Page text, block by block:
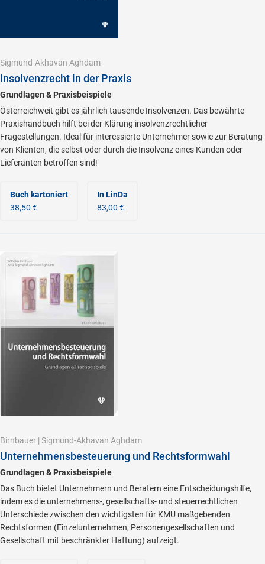
Sigmund-Akhavan Aghdam
Insolvenzrecht in der Praxis
Grundlagen & Praxisbeispiele
Österreichweit gibt es jährlich tausende Insolvenzen. Das bewährte
Praxishandbuch hilft bei der Klärung insolvenzrechtlicher
Fragestellungen. Ideal für interessierte Unternehmer sowie zur Beratung
von Klienten, die selbst oder durch die Insolvenz eines Kunden oder
Lieferanten betroffen sind!
Buch kartoniert
38,50 €
In LinDa
83,00 €
Birnbauer | Sigmund-Akhavan Aghdam
Unternehmensbesteuerung und Rechtsformwahl
Grundlagen & Praxisbeispiele
Das Buch bietet Unternehmern und Beratern eine Entscheidungshilfe,
indem es die unternehmens-, gesellschafts- und steuerrechtlichen
Unterschiede zwischen den wichtigsten für KMU maßgebenden
Rechtsformen (Einzelunternehmen, Personengesellschaften und
Gesellschaft mit beschränkter Haftung) aufzeigt.